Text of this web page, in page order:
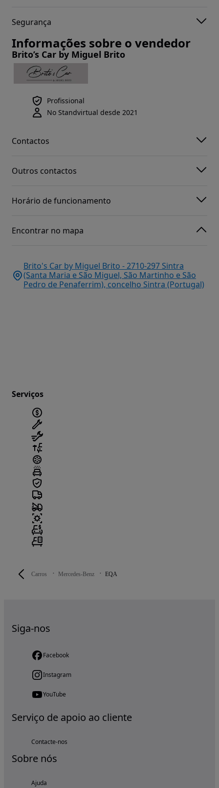
Carros Mercedes-Benz EQA
Segurança
Informações sobre o vendedor
Brito’s Car by Miguel Brito
Profissional
No Standvirtual desde 2021
Contactos
Outros contactos
Horário de funcionamento
Encontrar no mapa
Brito's Car by Miguel Brito - 2710-297 Sintra
(Santa Maria e São Miguel, São Martinho e São
Pedro de Penaferrim), concelho Sintra (Portugal)
Serviços
Siga-nos
Facebook
Instagram
YouTube
Serviço de apoio ao cliente
Contacte-nos
Sobre nós
Ajuda